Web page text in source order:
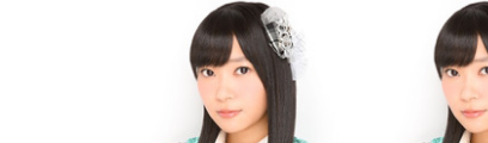
[EdoErgo] オフィスチェア 椅
子 テレワーク 疲れない 跳ね
上げ式アームレスト コンパク
ト 約105度ロッキング pc 事務
椅子 360度回転 座面昇降 強化
ナイロン樹脂ベース 通気性メ
ッシュ 在宅ワーク H-
WY01(黒網+黒枠+黒足)
SIHOO B100 オフィスチェ
／デスクチェア メッシュ
ア 人間工学 疲れない ブラ
ムモニター | FlexScan
EV3240X-WT | 31.5型4K
UHD・USB Type-C・ホワイ
￥105,595
ムモニター | FlexScan
EV2740X-WT | 27.0型4K
UHD・USB Type-C・ホワイ
Amazonベーシック ペットシ
ーツ 薄型 レギュラー 1回使い
捨て 無香料 ホワイト 300枚
Amazonベーシック ペット
ーツ 厚型 ワイド 42枚x2
枚) ホワイト(吸収面:ライト